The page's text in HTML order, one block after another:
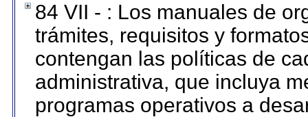
84 VII - : Los manuales de
trámites, requisitos y
contengan las políticas de
administrativa, que incluya
programas operativos a